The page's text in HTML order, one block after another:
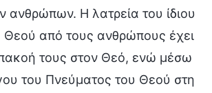
ανθρώπων. Η λατρεία του ίδιου
Θεού από τους ανθρώπους έχει
τους στον Θεό, ενώ μέσω
του Πνεύματος του Θεού στη